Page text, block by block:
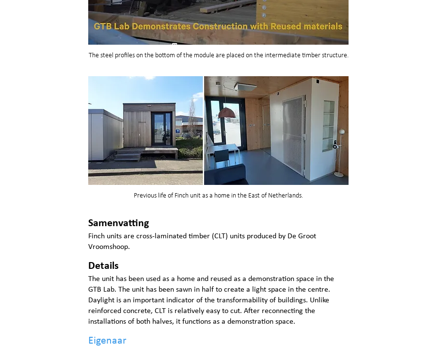
The steel profiles on the bottom of the module are placed on the intermediate timber structure.
Previous life of Finch unit as a home in the East of Netherlands.
Samenvatting
Finch units are cross-laminated timber (CLT) units produced by De Groot
Vroomshoop.
Details
The unit has been used as a home and reused as a demonstration space in the
GTB Lab. The unit has been sawn in half to create a light space in the centre.
Daylight is an important indicator of the transformability of buildings. Unlike
reinforced concrete, CLT is relatively easy to cut. After reconnecting the
installations of both halves, it functions as a demonstration space.
Eigenaar